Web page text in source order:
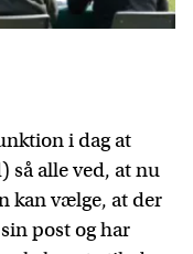
i dag at
så alle ved, at nu
kan vælge, at der
post og har